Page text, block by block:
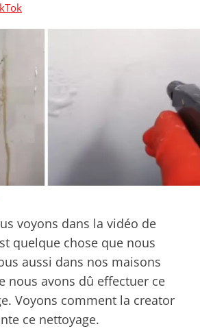
voyons dans la vidéo de
quelque chose que nous
aussi dans nos maisons
nous avons dû effectuer ce
Voyons comment la creator
ce nettoyage.